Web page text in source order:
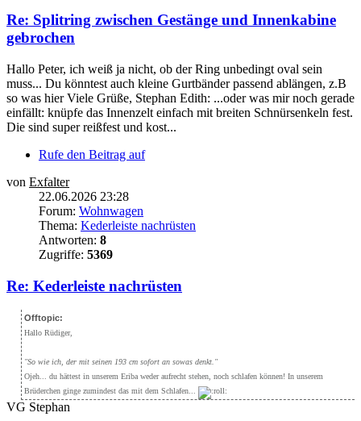
Re: Splitring zwischen Gestänge und Innenkabine
gebrochen
Hallo Peter, ich weiß ja nicht, ob der Ring unbedingt oval sein
muss... Du könntest auch kleine Gurtbänder passend ablängen, z.B
so was hier Viele Grüße, Stephan Edith: ...oder was mir noch gerade
einfällt: knüpfe das Innenzelt einfach mit breiten Schnürsenkeln fest.
Die sind super reißfest und kost...
Rufe den Beitrag auf
von Exfalter
22.06.2026 23:28
Forum: Wohnwagen
Thema: Kederleiste nachrüsten
Antworten: 8
Zugriffe: 5369
Re: Kederleiste nachrüsten
Offtopic:
Hallo Rüdiger,
"So wie ich, der mit seinen 193 cm sofort an sowas denkt."
Ojeh... du hättest in unserem Eriba weder aufrecht stehen, noch schlafen können! In unserem
Brüderchen ginge zumindest das mit dem Schlafen...
VG Stephan